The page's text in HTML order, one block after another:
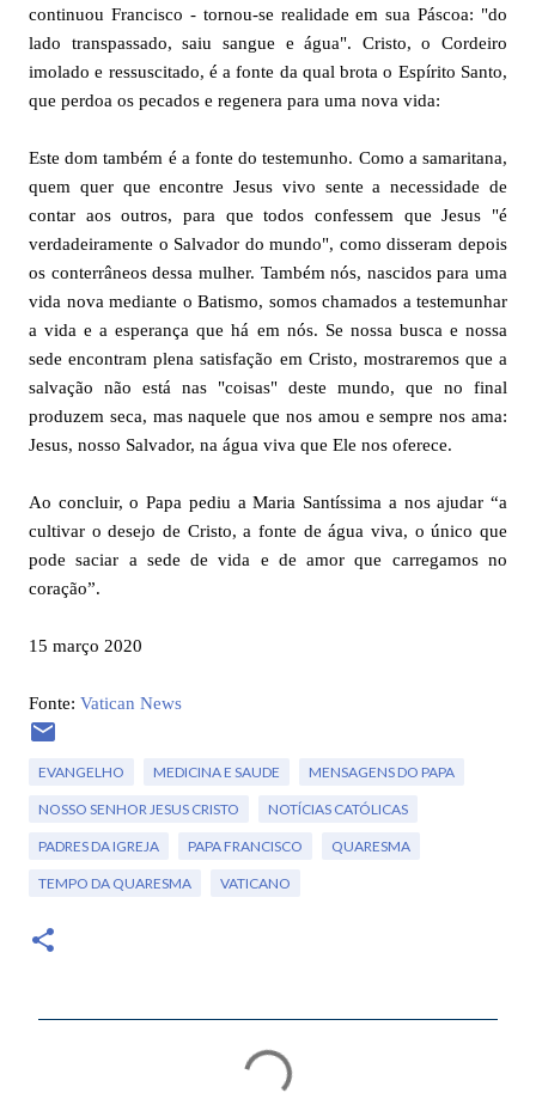
continuou Francisco - tornou-se realidade em sua Páscoa: "do
lado transpassado, saiu sangue e água". Cristo, o Cordeiro
imolado e ressuscitado, é a fonte da qual brota o Espírito Santo,
que perdoa os pecados e regenera para uma nova vida:
Este dom também é a fonte do testemunho. Como a samaritana,
quem quer que encontre Jesus vivo sente a necessidade de
contar aos outros, para que todos confessem que Jesus "é
verdadeiramente o Salvador do mundo", como disseram depois
os conterrâneos dessa mulher. Também nós, nascidos para uma
vida nova mediante o Batismo, somos chamados a testemunhar
a vida e a esperança que há em nós. Se nossa busca e nossa
sede encontram plena satisfação em Cristo, mostraremos que a
salvação não está nas "coisas" deste mundo, que no final
produzem seca, mas naquele que nos amou e sempre nos ama:
Jesus, nosso Salvador, na água viva que Ele nos oferece.
Ao concluir, o Papa pediu a Maria Santíssima a nos ajudar “a
cultivar o desejo de Cristo, a fonte de água viva, o único que
pode saciar a sede de vida e de amor que carregamos no
coração”.
15 março 2020
Fonte: Vatican News
EVANGELHO MEDICINA E SAUDE MENSAGENS DO PAPA
NOSSO SENHOR JESUS CRISTO NOTÍCIAS CATÓLICAS
PADRES DA IGREJA PAPA FRANCISCO QUARESMA
TEMPO DA QUARESMA VATICANO